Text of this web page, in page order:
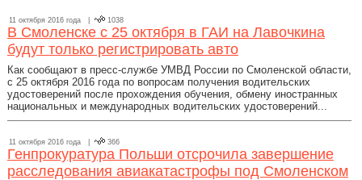
11 октября 2016 года | 1038
В Смоленске с 25 октября в ГАИ на Лавочкина
будут только регистрировать авто
Как сообщают в пресс-службе УМВД России по Смоленской области,
с 25 октября 2016 года по вопросам получения водительских
удостоверений после прохождения обучения, обмену иностранных
национальных и международных водительских удостоверений...
11 октября 2016 года | 366
Генпрокуратура Польши отсрочила завершение
расследования авиакатастрофы под Смоленском